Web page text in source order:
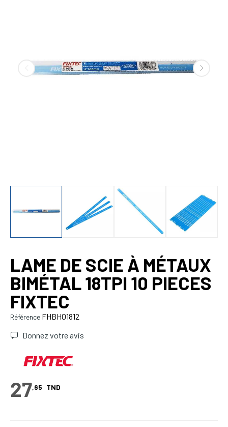
LAME DE SCIE À MÉTAUX
BIMÉTAL 18TPI 10 PIECES
FIXTEC
Référence FHBH01812
Donnez votre avis
27,65 TND